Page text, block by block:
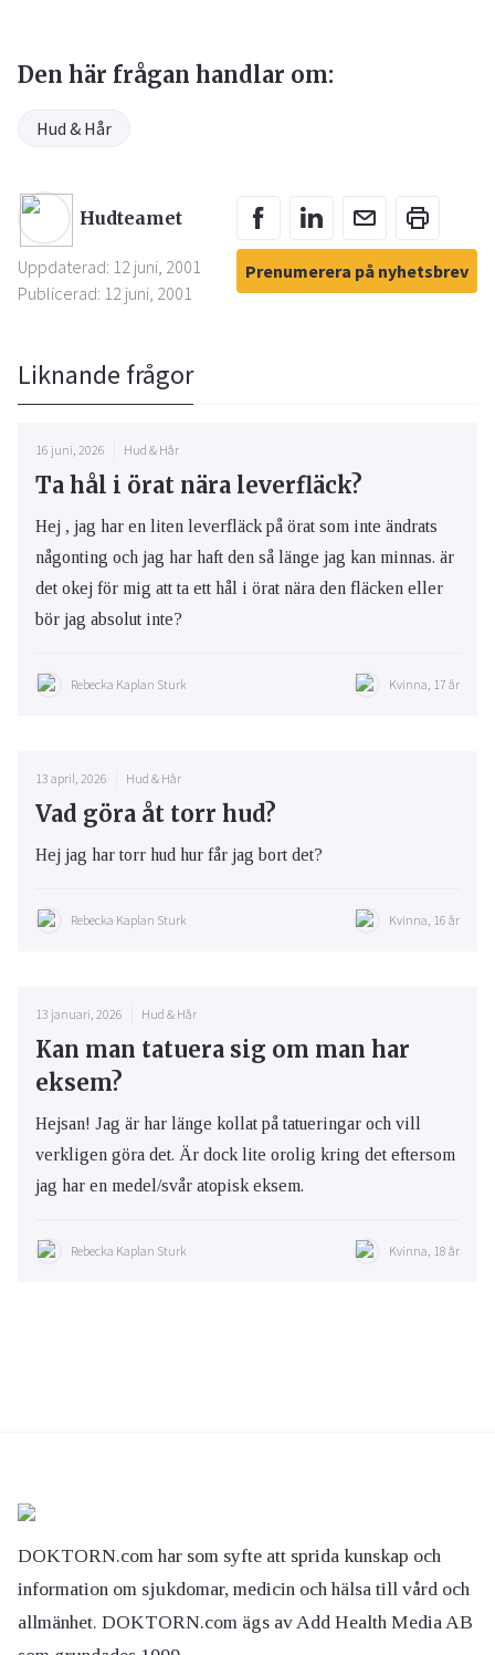
Den här frågan handlar om:
Hud & Hår
Hudteamet
Uppdaterad: 12 juni, 2001
Publicerad: 12 juni, 2001
Prenumerera på nyhetsbrev
Liknande frågor
16 juni, 2026 Hud & Hår
Ta hål i örat nära leverfläck?
Hej , jag har en liten leverfläck på örat som inte ändrats
någonting och jag har haft den så länge jag kan minnas. är
det okej för mig att ta ett hål i örat nära den fläcken eller
bör jag absolut inte?
Rebecka Kaplan Sturk Kvinna, 17 år
13 april, 2026 Hud & Hår
Vad göra åt torr hud?
Hej jag har torr hud hur får jag bort det?
Rebecka Kaplan Sturk Kvinna, 16 år
13 januari, 2026 Hud & Hår
Kan man tatuera sig om man har
eksem?
Hejsan! Jag är har länge kollat på tatueringar och vill
verkligen göra det. Är dock lite orolig kring det eftersom
jag har en medel/svår atopisk eksem.
Rebecka Kaplan Sturk Kvinna, 18 år
DOKTORN.com har som syfte att sprida kunskap och
information om sjukdomar, medicin och hälsa till vård och
allmänhet. DOKTORN.com ägs av Add Health Media AB